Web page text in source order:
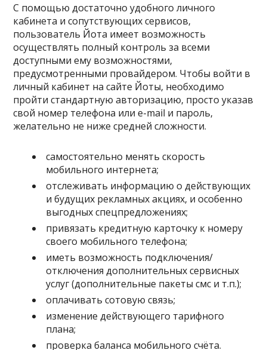
С помощью достаточно удобного личного
кабинета и сопутствующих сервисов,
пользователь Йота имеет возможность
осуществлять полный контроль за всеми
доступными ему возможностями,
предусмотренными провайдером. Чтобы войти в
личный кабинет на сайте Йоты, необходимо
пройти стандартную авторизацию, просто указав
свой номер телефона или e-mail и пароль,
желательно не ниже средней сложности.
самостоятельно менять скорость
мобильного интернета;
отслеживать информацию о действующих
и будущих рекламных акциях, и особенно
выгодных спецпредложениях;
привязать кредитную карточку к номеру
своего мобильного телефона;
иметь возможность подключения/
отключения дополнительных сервисных
услуг (дополнительные пакеты смс и т.п.);
оплачивать сотовую связь;
изменение действующего тарифного
плана;
проверка баланса мобильного счёта.